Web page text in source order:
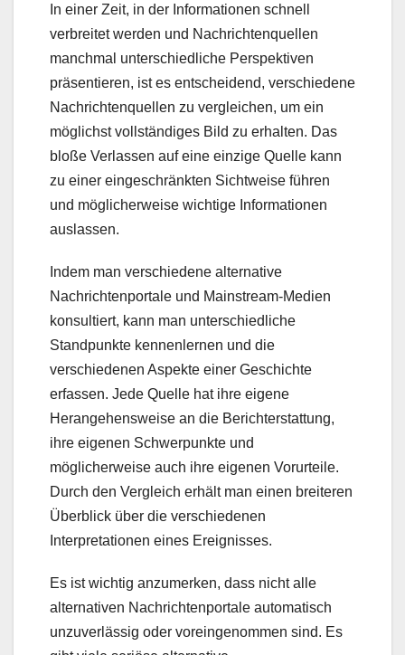
In einer Zeit, in der Informationen schnell
verbreitet werden und Nachrichtenquellen
manchmal unterschiedliche Perspektiven
präsentieren, ist es entscheidend, verschiedene
Nachrichtenquellen zu vergleichen, um ein
möglichst vollständiges Bild zu erhalten. Das
bloße Verlassen auf eine einzige Quelle kann
zu einer eingeschränkten Sichtweise führen
und möglicherweise wichtige Informationen
auslassen.
Indem man verschiedene alternative
Nachrichtenportale und Mainstream-Medien
konsultiert, kann man unterschiedliche
Standpunkte kennenlernen und die
verschiedenen Aspekte einer Geschichte
erfassen. Jede Quelle hat ihre eigene
Herangehensweise an die Berichterstattung,
ihre eigenen Schwerpunkte und
möglicherweise auch ihre eigenen Vorurteile.
Durch den Vergleich erhält man einen breiteren
Überblick über die verschiedenen
Interpretationen eines Ereignisses.
Es ist wichtig anzumerken, dass nicht alle
alternativen Nachrichtenportale automatisch
unzuverlässig oder voreingenommen sind. Es